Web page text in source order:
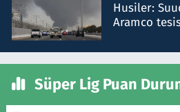
Husiler:
Aramco
Süper Lig Puan